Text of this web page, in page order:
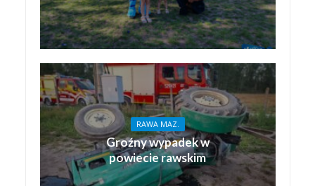
RAWA MAZ.
Groźny wypadek w
powiecie rawskim